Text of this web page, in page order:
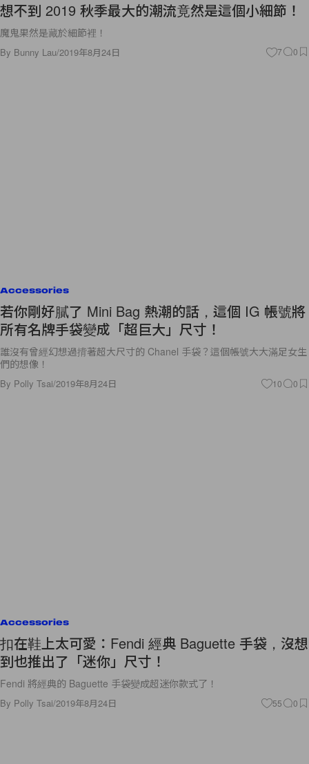
想不到 2019 秋季最大的潮流竟然是這個小細節！
魔鬼果然是藏於細節裡！
By Bunny Lau/2019年8月24日 7 0
Accessories
若你剛好膩了 Mini Bag 熱潮的話，這個 IG 帳號將
所有名牌手袋變成「超巨大」尺寸！
誰沒有曾經幻想過揹著超大尺寸的 Chanel 手袋？這個帳號大大滿足女生
們的想像！
By Polly Tsai/2019年8月24日 10 0
Accessories
扣在鞋上太可愛：Fendi 經典 Baguette 手袋，沒想
到也推出了「迷你」尺寸！
Fendi 將經典的 Baguette 手袋變成超迷你款式了！
By Polly Tsai/2019年8月24日 55 0